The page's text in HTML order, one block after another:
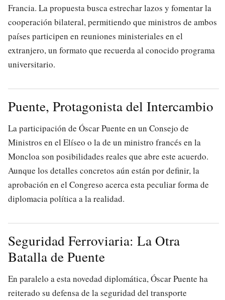
Francia. La propuesta busca estrechar lazos y fomentar la
cooperación bilateral, permitiendo que ministros de ambos
países participen en reuniones ministeriales en el
extranjero, un formato que recuerda al conocido programa
universitario.
Puente, Protagonista del Intercambio
La participación de Óscar Puente en un Consejo de
Ministros en el Elíseo o la de un ministro francés en la
Moncloa son posibilidades reales que abre este acuerdo.
Aunque los detalles concretos aún están por definir, la
aprobación en el Congreso acerca esta peculiar forma de
diplomacia política a la realidad.
Seguridad Ferroviaria: La Otra
Batalla de Puente
En paralelo a esta novedad diplomática, Óscar Puente ha
reiterado su defensa de la seguridad del transporte